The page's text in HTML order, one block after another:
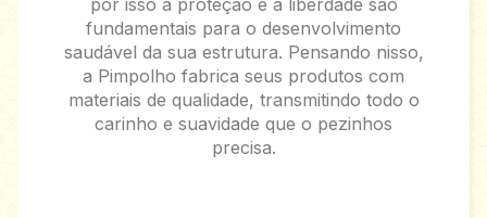
por isso a proteção e a liberdade são
fundamentais para o desenvolvimento
saudável da sua estrutura. Pensando nisso,
a Pimpolho fabrica seus produtos com
materiais de qualidade, transmitindo todo o
carinho e suavidade que o pezinhos
precisa.